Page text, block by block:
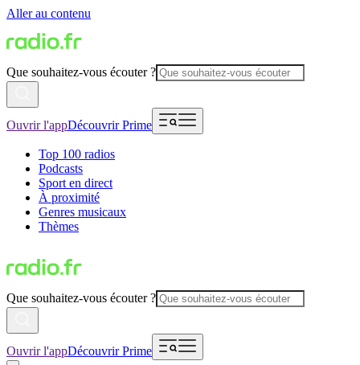
Aller au contenu
Que souhaitez-vous écouter ?
Ouvrir l'appDécouvrir Prime
Top 100 radios
Podcasts
Sport en direct
À proximité
Genres musicaux
Thèmes
Que souhaitez-vous écouter ?
Ouvrir l'appDécouvrir Prime